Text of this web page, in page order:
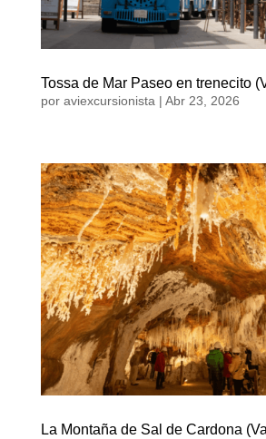
Tossa de Mar Paseo en trenecito
por aviexcursionista | Abr 23, 2026
La Montaña de Sal de Cardona